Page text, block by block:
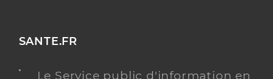
SANTE.FR
Le Service public d'information en